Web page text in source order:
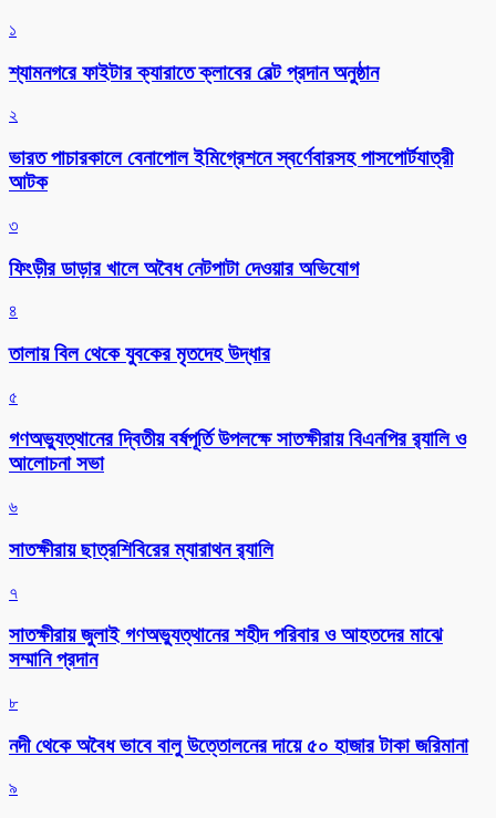
১
শ্যামনগরে ফাইটার ক্যারাতে ক্লাবের বেল্ট প্রদান অনুষ্ঠান
২
ভারত পাচারকালে বেনাপোল ইমিগ্রেশনে স্বর্ণেবারসহ পাসপোর্টযাত্রী
আটক
৩
ফিংড়ীর ডাড়ার খালে অবৈধ নেটপাটা দেওয়ার অভিযোগ
৪
তালায় বিল থেকে যুবকের মৃতদেহ উদ্ধার
৫
গণঅভ্যুত্থানের দ্বিতীয় বর্ষপূর্তি উপলক্ষে সাতক্ষীরায় বিএনপির র‌্যালি ও
আলোচনা সভা
৬
সাতক্ষীরায় ছাত্রশিবিরের ম্যারাথন র‌্যালি
৭
সাতক্ষীরায় জুলাই গণঅভ্যুত্থানের শহীদ পরিবার ও আহতদের মাঝে
সম্মানি প্রদান
৮
নদী থেকে অবৈধ ভাবে বালু উত্তোলনের দায়ে ৫০ হাজার টাকা জরিমানা
৯